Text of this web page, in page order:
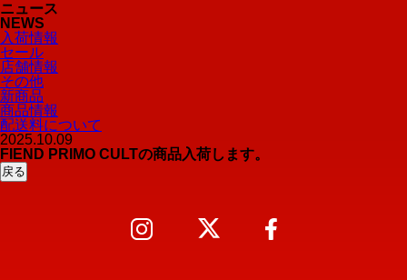
ニュース
NEWS
入荷情報
セール
店舗情報
その他
新商品
商品情報
配送料について
2025.10.09
FIEND PRIMO CULTの商品入荷します。